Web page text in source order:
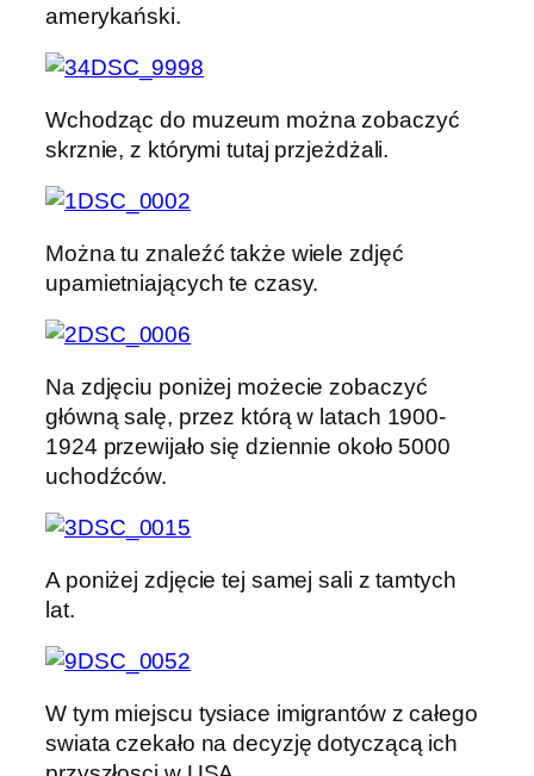
amerykański.
Wchodząc do muzeum można zobaczyć
skrznie, z którymi tutaj przjeżdżali.
Można tu znaleźć także wiele zdjęć
upamietniających te czasy.
Na zdjęciu poniżej możecie zobaczyć
główną salę, przez którą w latach 1900-
1924 przewijało się dziennie około 5000
uchodźców.
A poniżej zdjęcie tej samej sali z tamtych
lat.
W tym miejscu tysiace imigrantów z całego
swiata czekało na decyzję dotyczącą ich